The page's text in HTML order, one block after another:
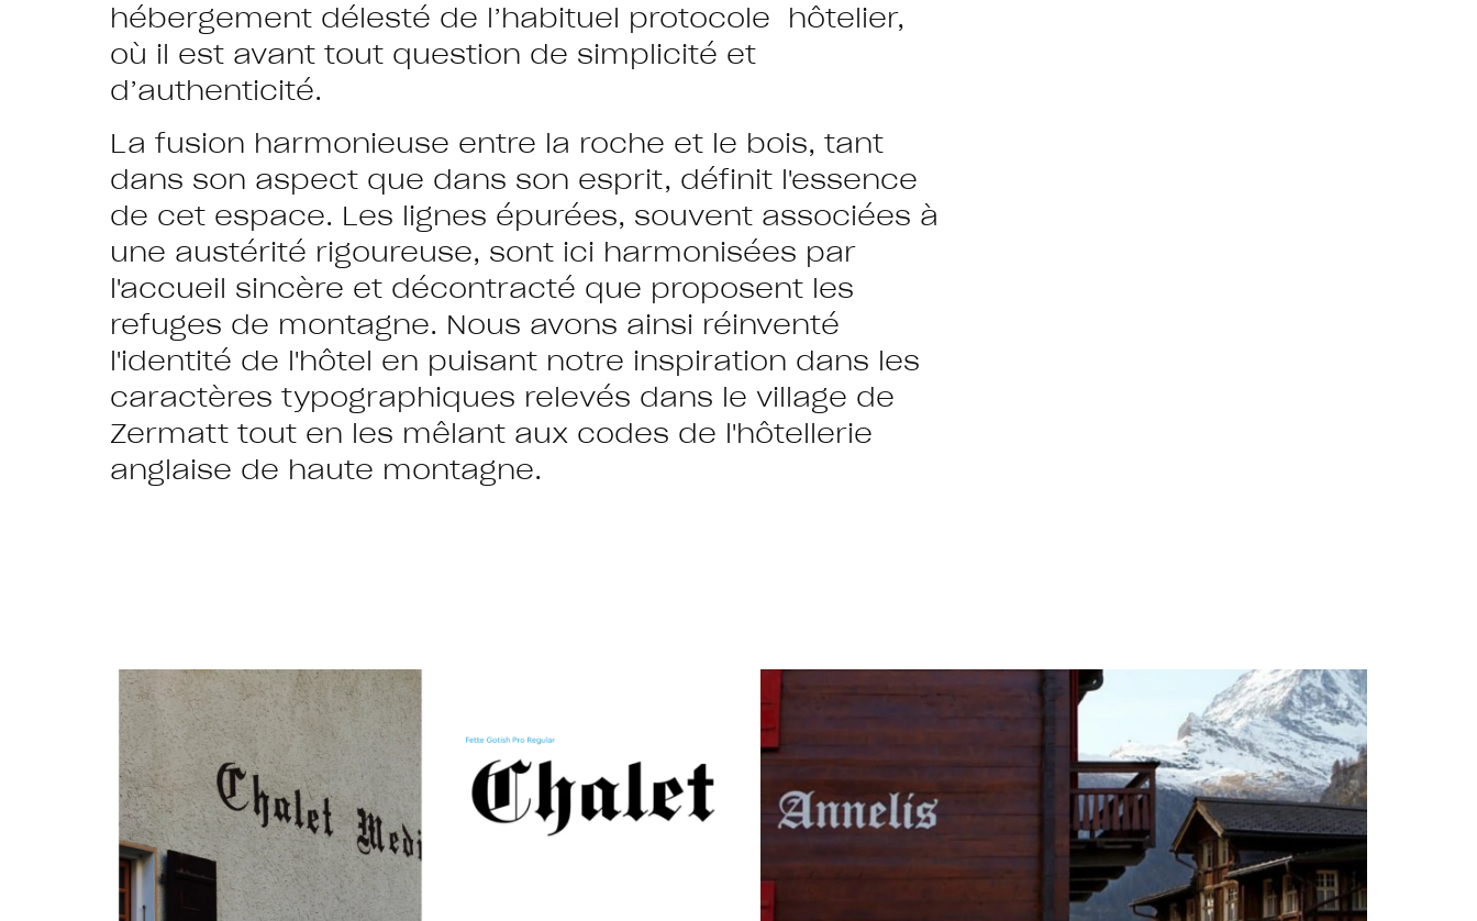
hébergement délesté de l’habituel protocole hôtelier,
où il est avant tout question de simplicité et
d’authenticité.
La fusion harmonieuse entre la roche et le bois, tant
dans son aspect que dans son esprit, définit l'essence
de cet espace. Les lignes épurées, souvent associées à
une austérité rigoureuse, sont ici harmonisées par
l'accueil sincère et décontracté que proposent les
refuges de montagne. Nous avons ainsi réinventé
l'identité de l'hôtel en puisant notre inspiration dans les
caractères typographiques relevés dans le village de
Zermatt tout en les mêlant aux codes de l'hôtellerie
anglaise de haute montagne.